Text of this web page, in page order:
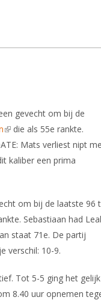
gevecht om bij de
(link is external)
die als 55e rankte.
Mats verliest nipt
kaliber een prima
om bij de laatste 96
Sebastiaan had Leal
staat 71e. De partij
verschil: 10-9.
Tot 5-5 ging het gelijk
8.40 uur opnemen